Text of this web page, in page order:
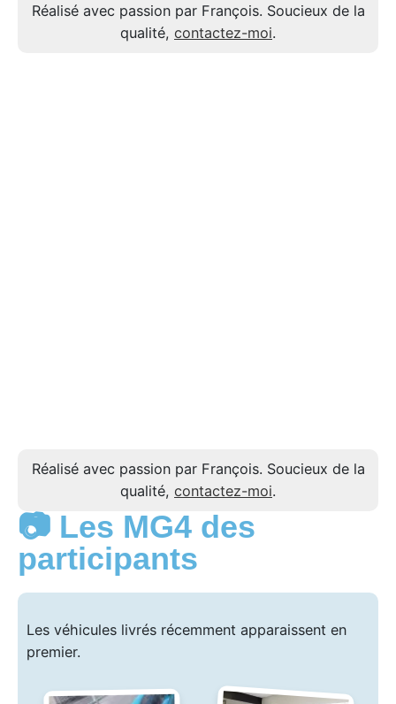
Réalisé avec passion par François. Soucieux de la
qualité, contactez-moi.
Réalisé avec passion par François. Soucieux de la
qualité, contactez-moi.
📷 Les MG4 des
participants
Les véhicules livrés récemment apparaissent en
premier.